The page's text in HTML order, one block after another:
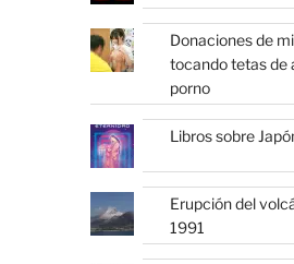
Donaciones de
tocando tetas de
porno
Libros sobre
Erupción del
1991